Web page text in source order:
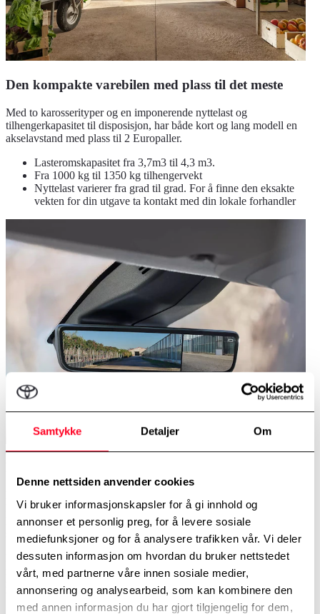
Samtykke Detaljer Om
Denne nettsiden anvender cookies
Vi bruker informasjonskapsler for å gi innhold og
annonser et personlig preg, for å levere sosiale
mediefunksjoner og for å analysere trafikken vår. Vi deler
dessuten informasjon om hvordan du bruker nettstedet
vårt, med partnerne våre innen sosiale medier,
annonsering og analysearbeid, som kan kombinere den
med annen informasjon du har gjort tilgjengelig for dem,
Den kompakte varebilen med plass til det meste
Med to karosserityper og en imponerende nyttelast og
tilhengerkapasitet til disposisjon, har både kort og lang modell en
akselavstand med plass til 2 Europaller.
Lasteromskapasitet fra 3,7m3 til 4,3 m3.
Fra 1000 kg til 1350 kg tilhengervekt
Nyttelast varierer fra grad til grad. For å finne den eksakte
vekten for din utgave ta kontakt med din lokale forhandler
kameraer. Ett festet under sidespeil på høyre side og ett over bakdør.
Dette gjør at du har full sikt bakover under kjøring og sikt på høyre
side i blindsoneområdet.
Ryggekamera: Multimediaskjermen viser et område på 180 grader
rundt bilen. Parkeringsassistanse gis både visuelt og med lyd når du
nærmer deg hindringer. Det hjelper deg ved rygging og dekker
blindsoner. Kameraet fanger opp gjenstander og fotgjengere.
Skjermen er delt i to. Du ene delen viser sikt bak bilen og den andre